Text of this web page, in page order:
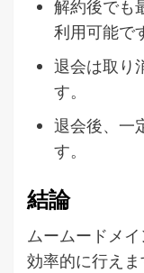
解約後でも
利用可能で
退会は取り
す。
退会後、一
す。
結論
ムームードメ
効率的に行え